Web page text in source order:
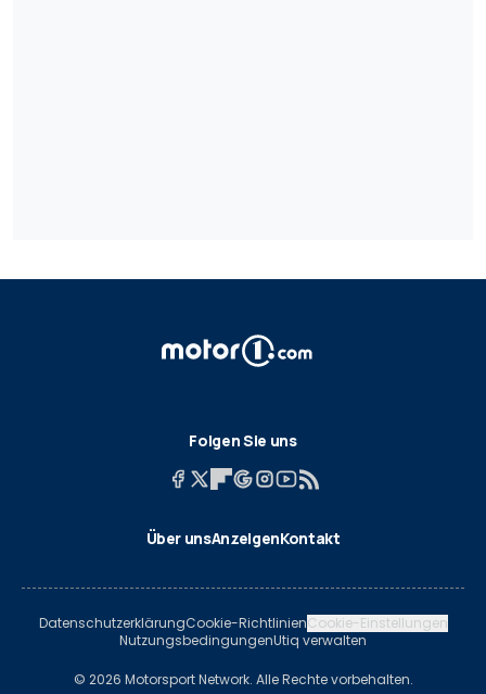
Folgen Sie uns
Über unsAnzeigenKontakt
DatenschutzerklärungCookie-RichtlinienCookie-Einstellungen
NutzungsbedingungenUtiq verwalten
© 2026 Motorsport Network. Alle Rechte vorbehalten.